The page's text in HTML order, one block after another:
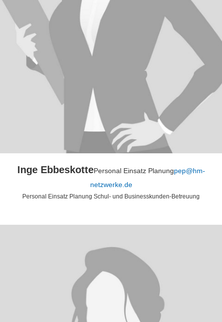
Inge EbbeskottePersonal Einsatz Planungpep@hm-
netzwerke.de
Personal Einsatz Planung Schul- und Businesskunden-Betreuung